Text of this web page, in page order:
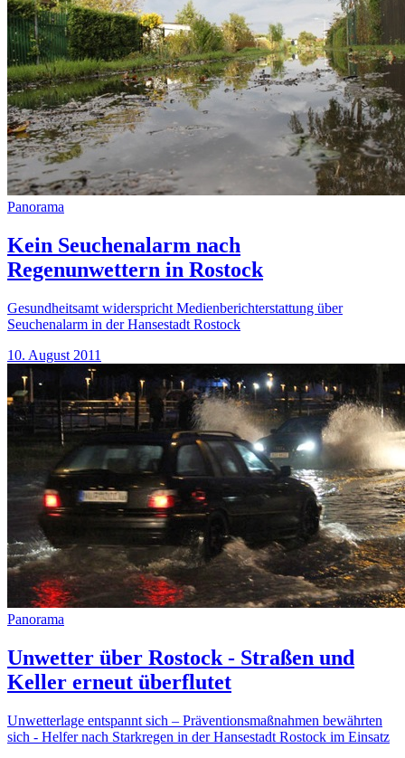
Panorama
Kein Seuchenalarm nach
Regenunwettern in Rostock
Gesundheitsamt widerspricht Medienberichterstattung über
Seuchenalarm in der Hansestadt Rostock
10. August 2011
Panorama
Unwetter über Rostock - Straßen und
Keller erneut überflutet
Unwetterlage entspannt sich – Präventionsmaßnahmen bewährten
sich - Helfer nach Starkregen in der Hansestadt Rostock im Einsatz